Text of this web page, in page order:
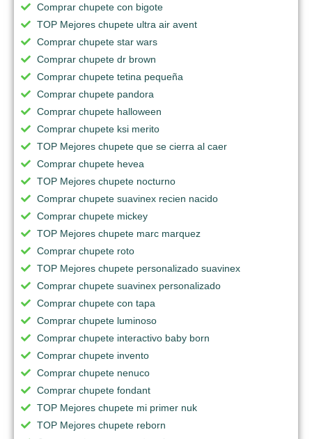
Comprar chupete con bigote
TOP Mejores chupete ultra air avent
Comprar chupete star wars
Comprar chupete dr brown
Comprar chupete tetina pequeña
Comprar chupete pandora
Comprar chupete halloween
Comprar chupete ksi merito
TOP Mejores chupete que se cierra al caer
Comprar chupete hevea
TOP Mejores chupete nocturno
Comprar chupete suavinex recien nacido
Comprar chupete mickey
TOP Mejores chupete marc marquez
Comprar chupete roto
TOP Mejores chupete personalizado suavinex
Comprar chupete suavinex personalizado
Comprar chupete con tapa
Comprar chupete luminoso
Comprar chupete interactivo baby born
Comprar chupete invento
Comprar chupete nenuco
Comprar chupete fondant
TOP Mejores chupete mi primer nuk
TOP Mejores chupete reborn